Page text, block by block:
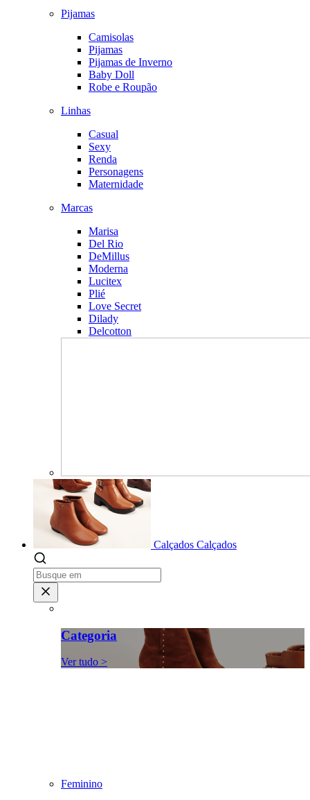
Pijamas
Camisolas
Pijamas
Pijamas de Inverno
Baby Doll
Robe e Roupão
Linhas
Casual
Sexy
Renda
Personagens
Maternidade
Marcas
Marisa
Del Rio
DeMillus
Moderna
Lucitex
Plié
Love Secret
Dilady
Delcotton
Calçados Calçados
Categoria
Ver tudo >
Feminino